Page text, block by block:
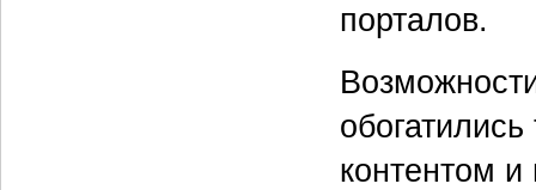
порталов.
контентом